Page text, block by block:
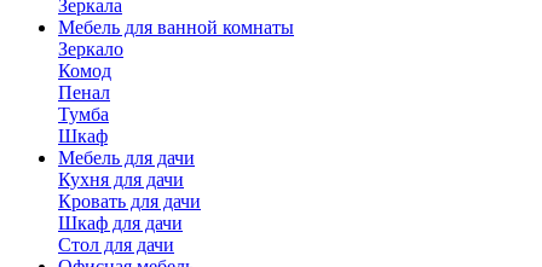
Зеркала
Мебель для ванной комнаты
Зеркало
Комод
Пенал
Тумба
Шкаф
Мебель для дачи
Кухня для дачи
Кровать для дачи
Шкаф для дачи
Стол для дачи